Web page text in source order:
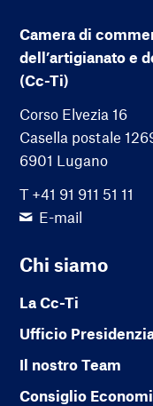
Camera di
dell’artigianato e
(Cc-Ti)
Corso Elvezia 16
Casella postale
6901 Lugano
T +41 91 911 51 11
E-mail
Chi siamo
La Cc-Ti
Ufficio
Il nostro Team
Consiglio